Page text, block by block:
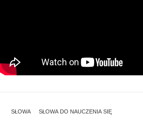
SŁOWA SŁOWA DO NAUCZENIA SIĘ